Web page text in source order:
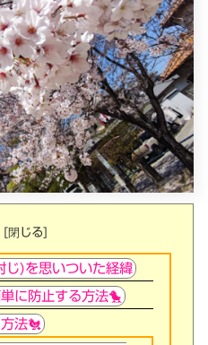
じ)を思いついた経緯
に防止する方法🐤
法🐔